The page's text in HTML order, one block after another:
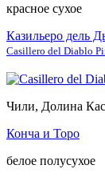
красное сухое
Казильеро дель
Casillero del Diablo
Чили, Долина
Конча и Торо
белое полусухое